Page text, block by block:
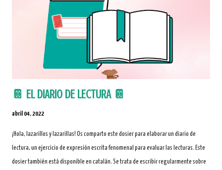
📔 EL DIARIO DE LECTURA 📔
abril 04, 2022
¡Hola, lazarillos y lazarillas! Os comparto este dosier para elaborar un diario de
lectura, un ejercicio de expresión escrita fenomenal para evaluar las lecturas. Este
dosier también está disponible en catalán. Se trata de escribir regularmente sobre